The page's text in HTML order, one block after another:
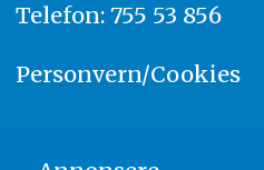
Telefon: 755 53 856
Personvern/Cookies